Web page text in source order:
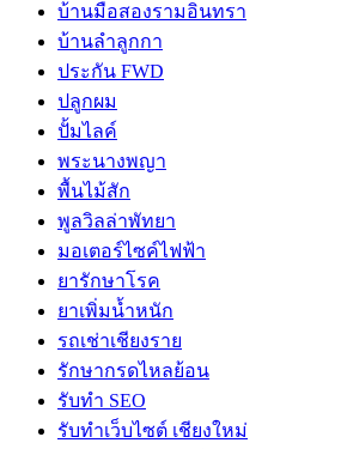
บ้านมือสองรามอินทรา
บ้านลำลูกกา
ประกัน FWD
ปลูกผม
ปั้มไลค์
พระนางพญา
พื้นไม้สัก
พูลวิลล่าพัทยา
มอเตอร์ไซค์ไฟฟ้า
ยารักษาโรค
ยาเพิ่มน้ำหนัก
รถเช่าเชียงราย
รักษากรดไหลย้อน
รับทำ SEO
รับทำเว็บไซต์ เชียงใหม่